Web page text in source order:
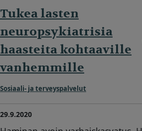
Tukea lasten
neuropsykiatrisia
haasteita kohtaaville
vanhemmille
Sosiaali- ja terveyspalvelut
29.9.2020